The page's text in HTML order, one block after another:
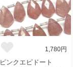
1,780円
ピンクエピドート